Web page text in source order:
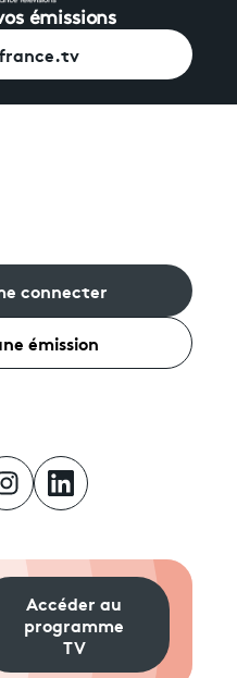
émissions
connecter
émission
Accéder au
programme
TV